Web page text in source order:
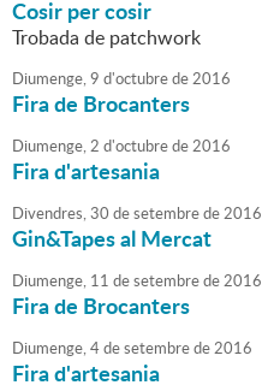
Cosir per cosir
Trobada de patchwork
Diumenge,9 d'octubrede2016
Fira de Brocanters
Diumenge,2 d'octubrede2016
Fira d'artesania
Divendres,30 desetembrede2016
Gin&Tapes al Mercat
Diumenge, 11 desetembrede2016
Fira de Brocanters
Diumenge,4desetembrede2016
Fira d'artesania